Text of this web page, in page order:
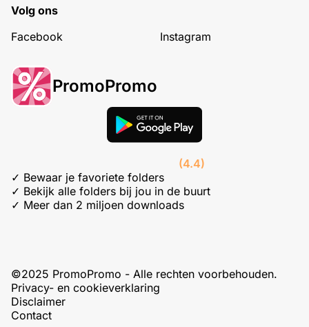
Volg ons
Facebook
Instagram
PromoPromo
(4.4)
✓ Bewaar je favoriete folders
✓ Bekijk alle folders bij jou in de buurt
✓ Meer dan 2 miljoen downloads
©2025 PromoPromo - Alle rechten voorbehouden.
Privacy- en cookieverklaring
Disclaimer
Contact